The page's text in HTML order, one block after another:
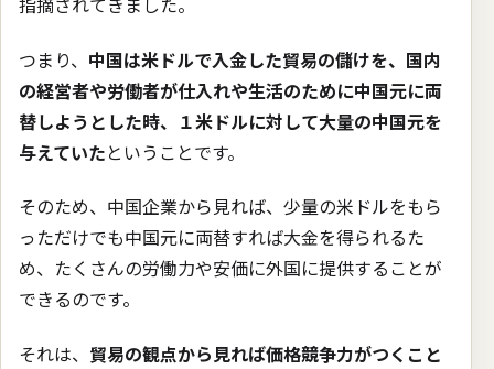
つまり、 中国は米ドルで入金した貿易の儲けを、国内
の経営者や労働者が仕入れや生活のために中国元に両
替しようとした時、１米ドルに対して大量の中国元を
与えていたということです。
そのため、中国企業から見れば、少量の米ドルをもら
っただけでも中国元に両替すれば大金を得られるた
め、たくさんの労働力や安価に外国に提供することが
できるのです。
それは、 貿易の観点から見れば価格競争力がつくこと